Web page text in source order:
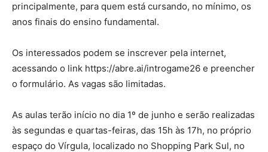
principalmente, para quem está cursando, no mínimo, os
anos finais do ensino fundamental.
Os interessados podem se inscrever pela internet,
acessando o link https://abre.ai/introgame26 e preencher
o formulário. As vagas são limitadas.
As aulas terão início no dia 1º de junho e serão realizadas
às segundas e quartas-feiras, das 15h às 17h, no próprio
espaço do Vírgula, localizado no Shopping Park Sul, no